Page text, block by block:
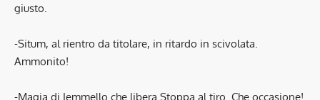
giusto.
-Situm, al rientro da titolare, in ritardo in scivolata.
Ammonito!
-Magia di Iemmello che libera Stoppa al tiro. Che occasione!